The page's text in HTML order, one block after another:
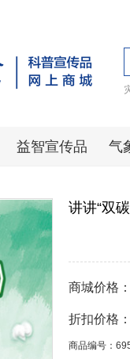
益智宣传品 气
讲讲“双
商城价格
折扣价格
商品编号：